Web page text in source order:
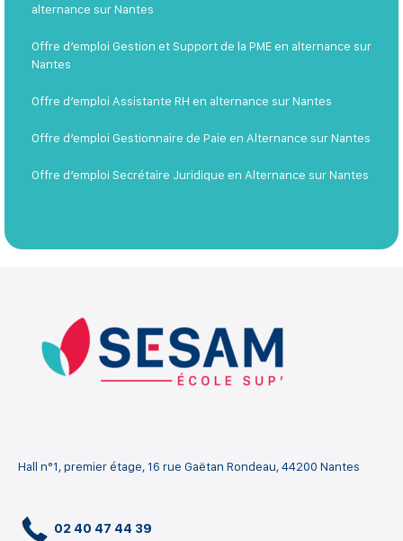
alternance sur Nantes
Offre d’emploi Gestion et Support de la PME en alternance sur
Nantes
Offre d’emploi Assistante RH en alternance sur Nantes
Offre d’emploi Gestionnaire de Paie en Alternance sur Nantes
Offre d’emploi Secrétaire Juridique en Alternance sur Nantes
Hall n°1, premier étage, 16 rue Gaëtan Rondeau, 44200 Nantes
02 40 47 44 39